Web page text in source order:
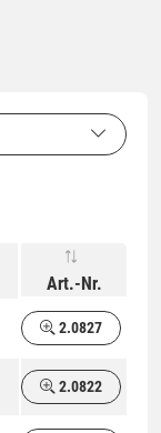
Art.-Nr.
2.0827
2.0822